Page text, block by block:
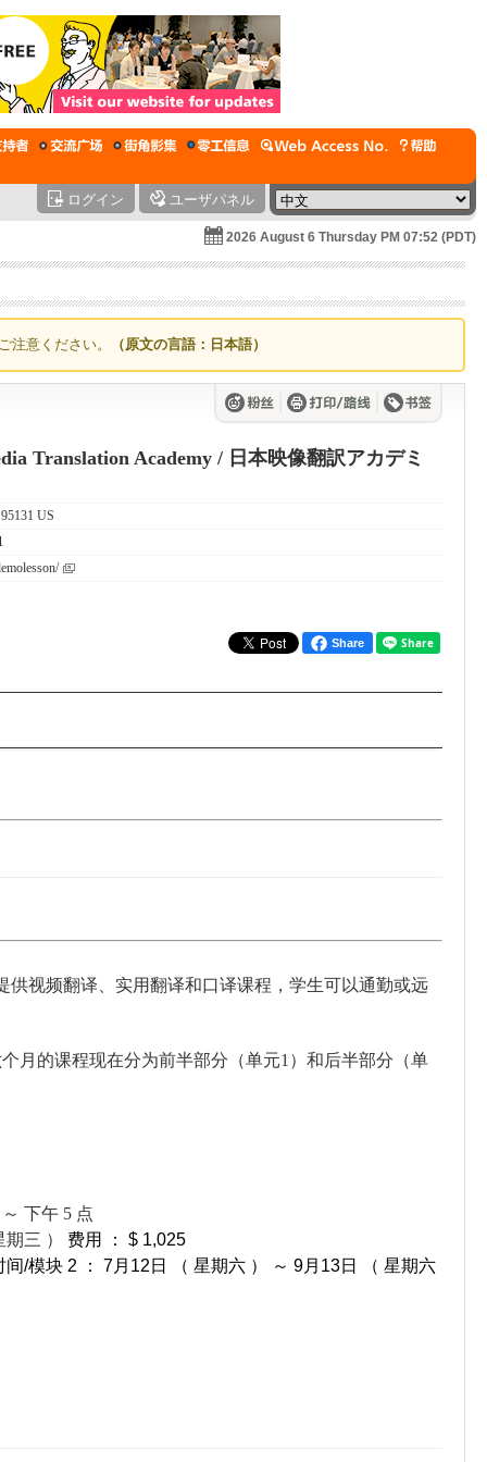
ログイン ユーザパネル
2026 August 6 Thursday PM 07:52 (PDT)
注意ください。 （原文の言語：日本語）
Translation Academy / 日本映像翻訳アカデミ
US
Share
视频翻译、实用翻译和口译课程，学生可以通勤或远
月的课程现在分为前半部分（单元1）和后半部分（单
下午 5 点
三 ） 费用 ： $ 1,025
间/模块 2 ： 7月12日 （ 星期六 ） ～ 9月13日 （ 星期六